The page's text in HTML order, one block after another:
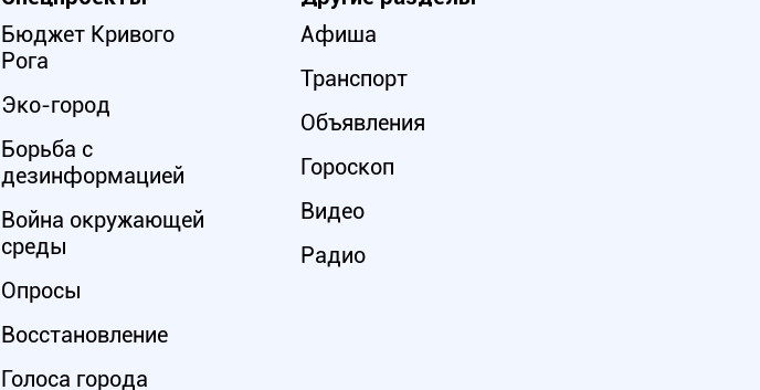
Бюджет Кривого
Рога
Эко-город
Борьба с
дезинформацией
Война окружающей
среды
Опросы
Восстановление
Голоса города
Афиша
Транспорт
Объявления
Гороскоп
Видео
Радио